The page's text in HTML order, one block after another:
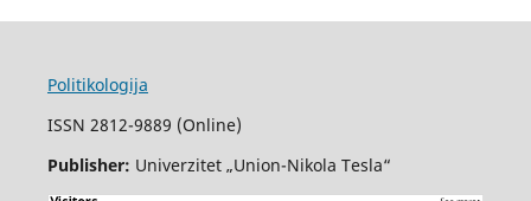
Politikologija
ISSN 2812-9889 (Online)
Publisher: Univerzitet „Union-Nikola Tesla“